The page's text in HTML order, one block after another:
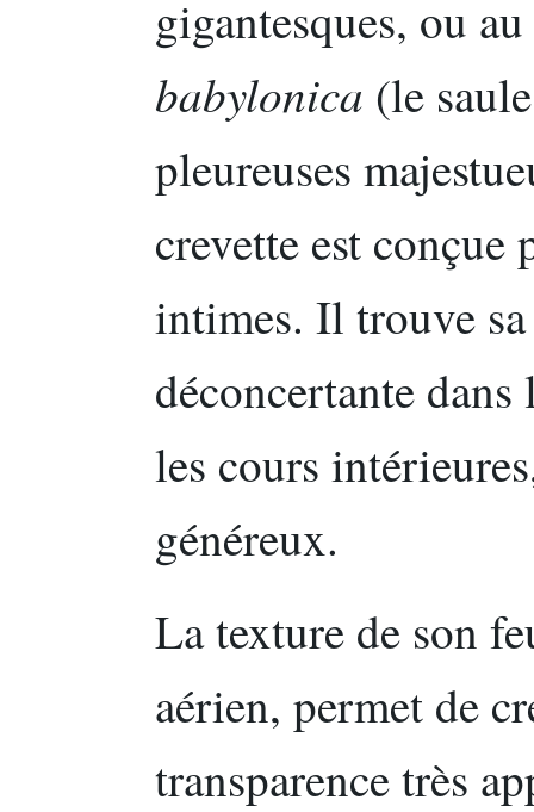
gigantesques, ou
babylonica (le
pleureuses
crevette est conçue
intimes. Il trouve sa
déconcertante
les cours
généreux.
La texture de son
aérien, permet de
transparence très